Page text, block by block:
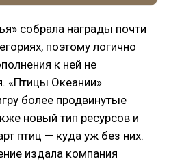
собрала награды почти
поэтому логично
к ней не
«Птицы Океании»
более продвинутые
новый тип ресурсов и
птиц — куда уж без них.
издала компания